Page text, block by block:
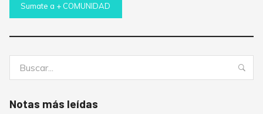
Sumate a + COMUNIDAD
Notas más leídas